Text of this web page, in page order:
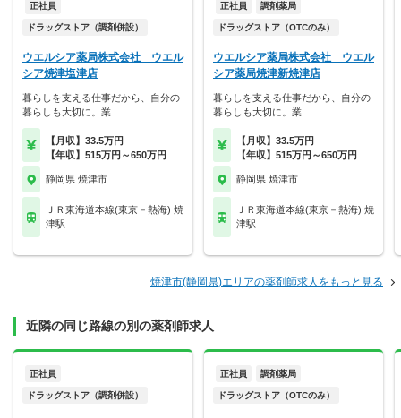
正社員
ドラッグストア（調剤併設）
ウエルシア薬局株式会社 ウエル
シア焼津塩津店
暮らしを支える仕事だから、自分の
暮らしも大切に。業…
【月収】33.5万円
【年収】515万円～650万円
静岡県 焼津市
ＪＲ東海道本線(東京－熱海) 焼
津駅
正社員 調剤薬局
ドラッグストア（OTCのみ）
ウエルシア薬局株式会社 ウエル
シア薬局焼津新焼津店
暮らしを支える仕事だから、自分の
暮らしも大切に。業…
【月収】33.5万円
【年収】515万円～650万円
静岡県 焼津市
ＪＲ東海道本線(東京－熱海) 焼
津駅
焼津市(静岡県)エリアの薬剤師求人をもっと見る
近隣の同じ路線の別の薬剤師求人
正社員
ドラッグストア（調剤併設）
正社員 調剤薬局
ドラッグストア（OTCのみ）